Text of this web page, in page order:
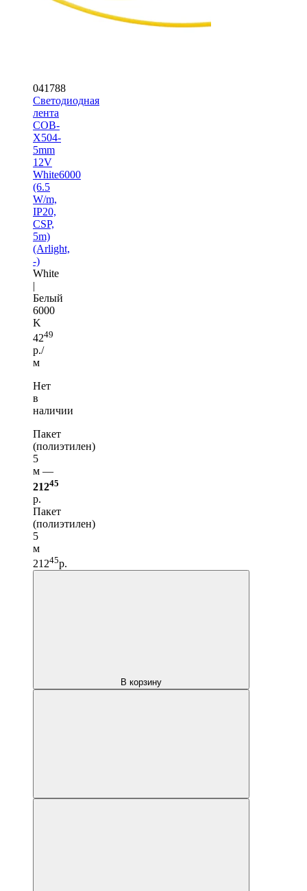
041788
Светодиодная
лента
COB-
X504-
5mm
12V
White6000
(6.5
W/m,
IP20,
CSP,
5m)
(Arlight,
-)
White
|
Белый
6000
K
4249
р./
м
Нет
в
наличии
Пакет
(полиэтилен)
5
м —
21245
р.
Пакет
(полиэтилен)
5
м
21245р.
В корзину